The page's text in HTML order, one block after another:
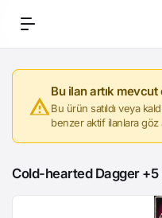
Bu ilan artık mevcut
Bu ürün satıldı veya
benzer aktif ilanlara göz
Cold-hearted Dagger